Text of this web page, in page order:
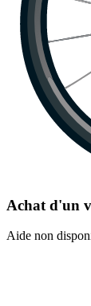
Achat d'un
Aide non